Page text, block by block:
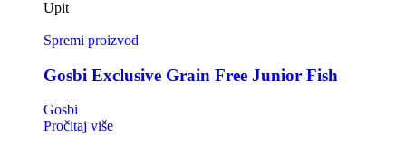
Upit
Spremi proizvod
Gosbi Exclusive Grain Free Junior Fish
Gosbi
Pročitaj više